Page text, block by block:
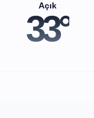
Açık
33°